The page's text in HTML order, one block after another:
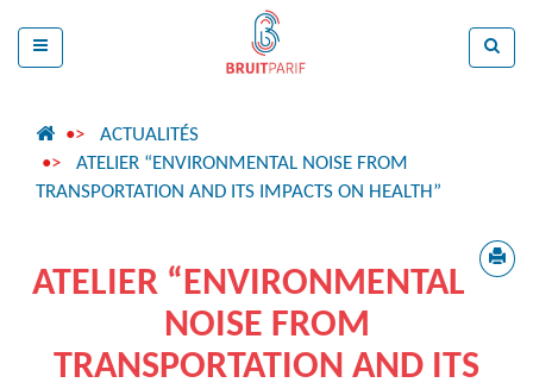
ACTUALITÉS
ATELIER “ENVIRONMENTAL NOISE FROM
TRANSPORTATION AND ITS IMPACTS ON HEALTH”
ATELIER “ENVIRONMENTAL
NOISE FROM
TRANSPORTATION AND ITS